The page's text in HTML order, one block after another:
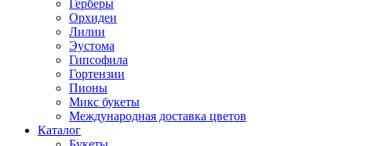
Герберы
Орхидеи
Лилии
Эустома
Гипсофила
Гортензии
Пионы
Микс букеты
Международная доставка цветов
Каталог